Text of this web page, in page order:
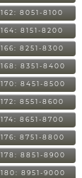
162: 8051-8100
164: 8151-8200
166: 8251-8300
168: 8351-8400
170: 8451-8500
172: 8551-8600
174: 8651-8700
176: 8751-8800
178: 8851-8900
180: 8951-9000